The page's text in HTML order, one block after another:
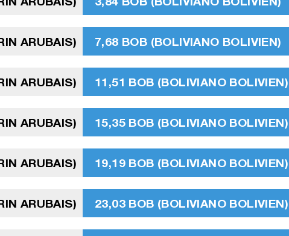
ARUBAIS) 7,68 BOB (BOLIVIANO BOLIVIEN)
ARUBAIS) 11,51 BOB (BOLIVIANO BOLIVIEN)
ARUBAIS) 15,35 BOB (BOLIVIANO BOLIVIEN)
ARUBAIS) 19,19 BOB (BOLIVIANO BOLIVIEN)
ARUBAIS) 23,03 BOB (BOLIVIANO BOLIVIEN)